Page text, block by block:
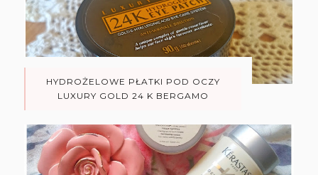
HYDROŻELOWE PŁATKI POD OCZY
LUXURY GOLD 24 K BERGAMO